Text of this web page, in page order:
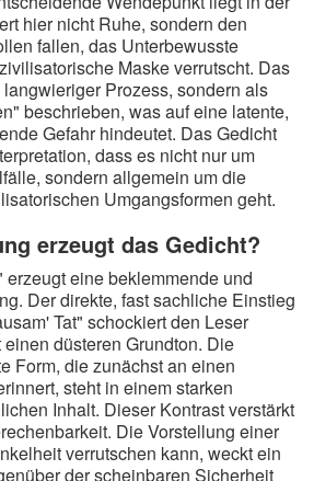
hier nicht Ruhe, sondern den
fallen, das Unterbewusste
Maske verrutscht. Das
Prozess, sondern als
beschrieben, was auf eine latente,
Gefahr hindeutet. Das Gedicht
dass es nicht nur um
sondern allgemein um die
Umgangsformen geht.
erzeugt das Gedicht?
erzeugt eine beklemmende und
Der direkte, fast sachliche Einstieg
Tat" schockiert den Leser
düsteren Grundton. Die
Form, die zunächst an einen
steht in einem starken
Inhalt. Dieser Kontrast verstärkt
Die Vorstellung einer
verrutschen kann, weckt ein
der scheinbaren Sicherheit